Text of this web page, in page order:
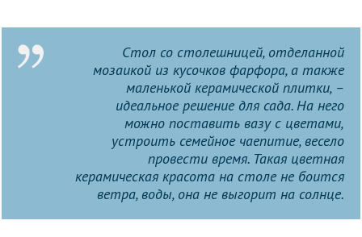
Стол со столешницей, отделанной
мозаикой из кусочков фарфора, а также
маленькой керамической плитки, –
идеальное решение для сада. На него
можно поставить вазу с цветами,
устроить семейное чаепитие, весело
провести время. Такая цветная
керамическая красота на столе не боится
ветра, воды, она не выгорит на солнце.